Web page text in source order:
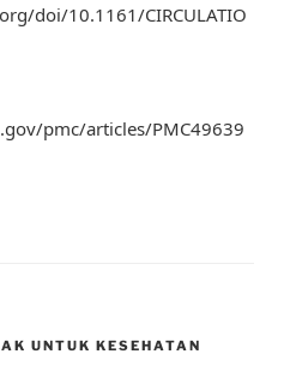
doi/10.1161/CIRCULATIO
pmc/articles/PMC49639
UNTUK KESEHATAN